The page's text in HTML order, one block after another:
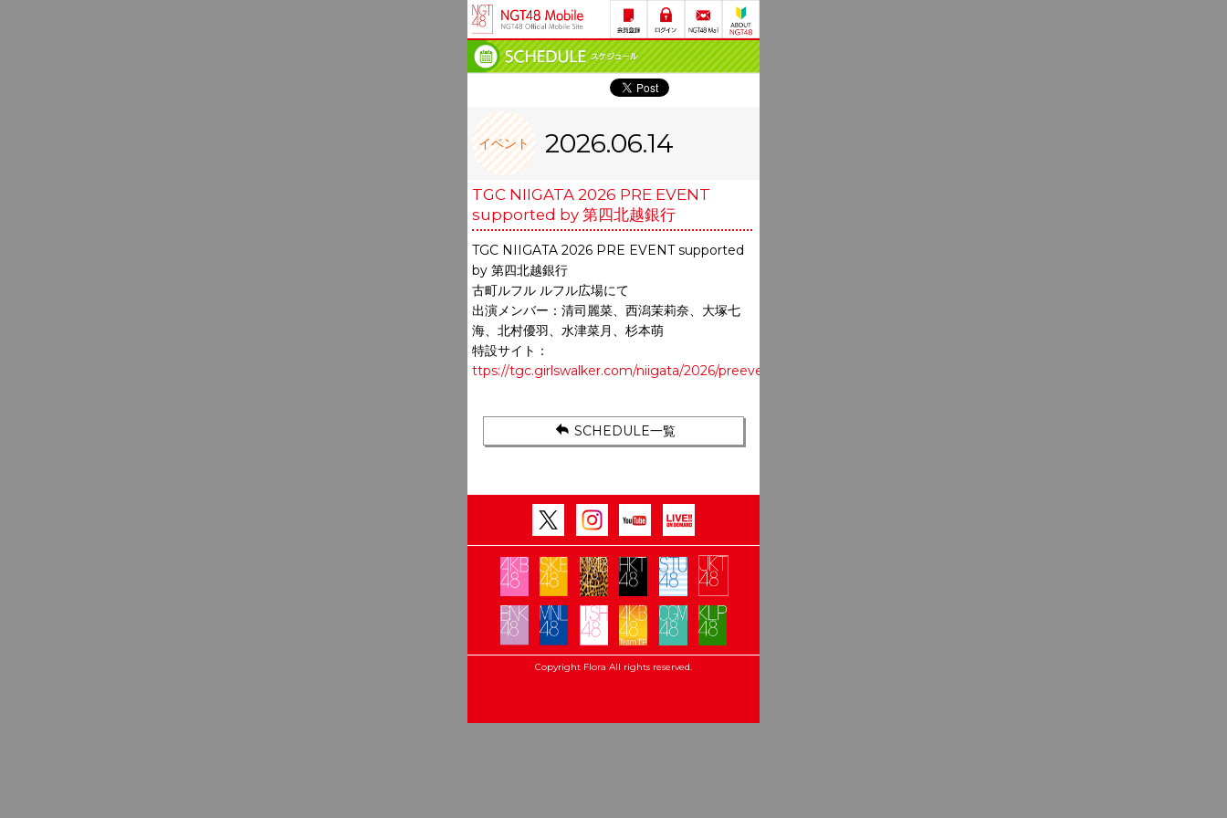
イベント 2026.06.14
TGC NIIGATA 2026 PRE EVENT
supported by 第四北越銀行
TGC NIIGATA 2026 PRE EVENT supported
by 第四北越銀行
古町ルフル ルフル広場にて
出演メンバー：清司麗菜、西潟茉莉奈、大塚七
海、北村優羽、水津菜月、杉本萌
特設サイト：
ttps://tgc.girlswalker.com/niigata/2026/preevent/
SCHEDULE一覧
Copyright Flora All rights reserved.